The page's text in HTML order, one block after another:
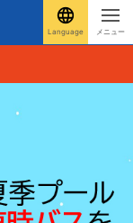
Language メニュー